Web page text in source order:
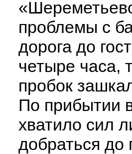
проблемы с
дорога до
четыре часа,
пробок
По прибытии
хватило сил
добраться до